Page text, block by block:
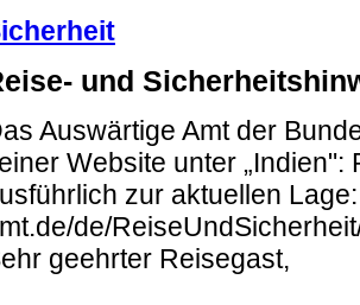
und
Auswärtige Amt der
Website unter
zur aktuellen
de/
geehrter Reisegast,